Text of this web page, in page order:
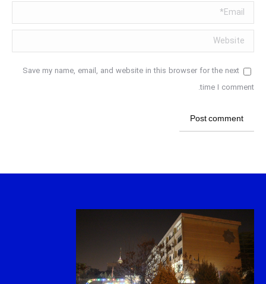
Email *
Website
Save my name, email, and website in this browser for the next
time I comment.
Post comment